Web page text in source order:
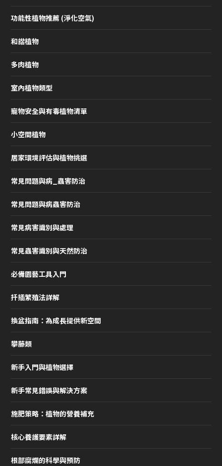
功能性植物推薦 (淨化空氣)
和諧植物
多肉植物
室內植物類型
寵物安全與有毒植物清單
小空間植物
居家環境評估與植物挑選
常見問題與病_蟲害防治
常見問題與病蟲害防治
常見病害識別與處理
常見蟲害識別與天然防治
必備園藝工具入門
扦插繁殖法詳解
換盆指南：為成長提供新空間
攀藤類
新手入門與植物選擇
新手常見錯誤與解決方案
施肥策略：植物的營養補充
核心養護要素詳解
根部腐爛的科學與預防